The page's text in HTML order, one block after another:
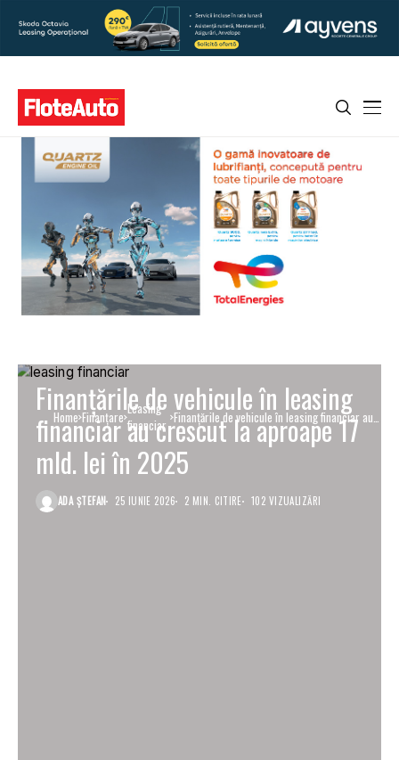
Home Finanţare Leasing
financiar Finanțările de vehicule în leasing financiar au
crescut la aproape 17 mld. lei în 2025
Finanțările de vehicule în leasing
financiar au crescut la aproape 17
mld. lei în 2025
ADA ȘTEFAN 25 IUNIE 2026 2 MIN. CITIRE 102 VIZUALIZĂRI